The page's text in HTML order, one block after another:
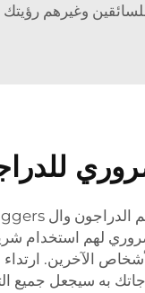
وغيرهم رؤيتك
لهم استخدام
الآخرين.
به سيجعل جميع